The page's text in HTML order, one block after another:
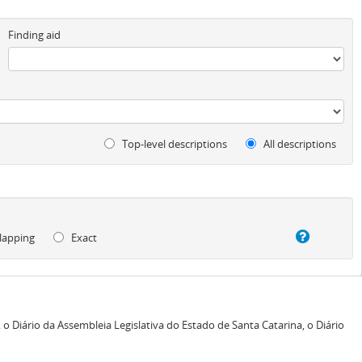
Finding aid
Top-level descriptions All descriptions
Exact
da Assembleia Legislativa do Estado de Santa Catarina, o Diário